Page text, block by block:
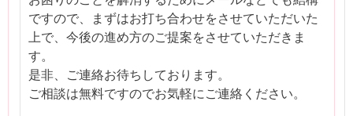
ですので、まずはお打ち合わせをさせていただいた
上で、今後の進め方のご提案をさせていただきま
す。
是非、ご連絡お待ちしております。
ご相談は無料ですのでお気軽にご連絡ください。